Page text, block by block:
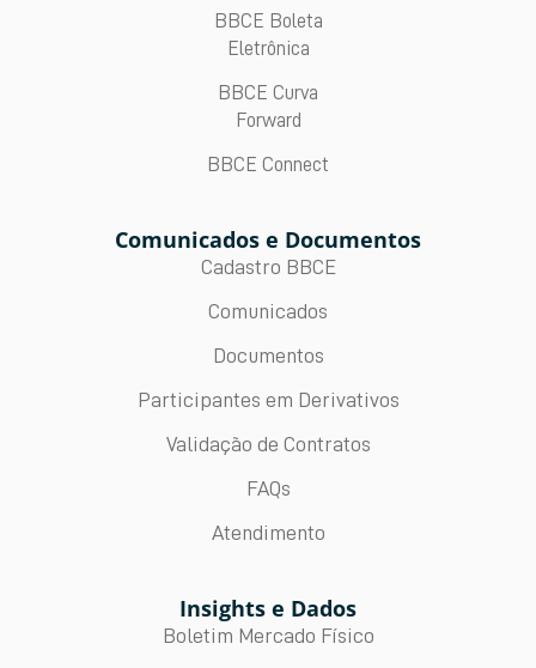
BBCE Boleta
Eletrônica
BBCE Curva
Forward
BBCE Connect
Comunicados e Documentos
Cadastro BBCE
Comunicados
Documentos
Participantes em Derivativos
Validação de Contratos
FAQs
Atendimento
Insights e Dados
Boletim Mercado Físico